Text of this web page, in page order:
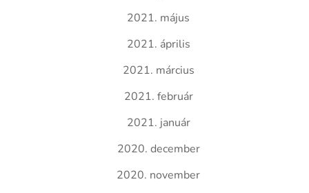
2021. május
2021. április
2021. március
2021. február
2021. január
2020. december
2020. november